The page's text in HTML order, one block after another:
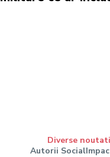
Diverse noutati
Autorii